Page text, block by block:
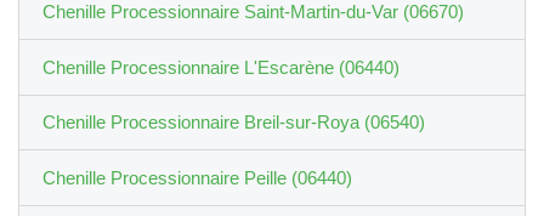
Chenille Processionnaire Saint-Martin-du-Var (06670)
Chenille Processionnaire L'Escarène (06440)
Chenille Processionnaire Breil-sur-Roya (06540)
Chenille Processionnaire Peille (06440)